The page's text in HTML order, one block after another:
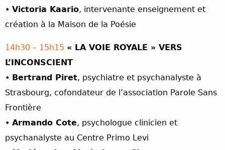
• Victoria Kaario, intervenante enseignement et
création à la Maison de la Poésie
14h30 – 15h15 « LA VOIE ROYALE » VERS
L’INCONSCIENT
• Bertrand Piret, psychiatre et psychanalyste à
Strasbourg, cofondateur de l’association Parole Sans
Frontière
• Armando Cote, psychologue clinicien et
psychanalyste au Centre Primo Levi